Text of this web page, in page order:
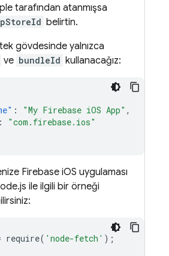
tarafından atanmışsa
belirtin.
gövdesinde yalnızca
ve bundleId kullanacağız:
: "My Firebase iOS App" ,
:
"com.firebase.ios"
Firebase iOS uygulaması
ile ilgili bir örneği
require( 'node-fetch' );